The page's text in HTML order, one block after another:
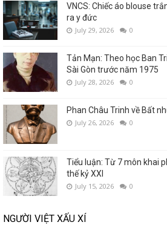
VNCS: Chiếc áo blouse
ra y đức
July 29, 2026 0
Tản Mạn: Theo học Ban
Sài Gòn trước năm 1975
July 28, 2026 0
Phan Châu Trinh về Bất
July 26, 2026 0
Tiểu luận: Từ 7 môn khai
thế kỷ XXI
July 15, 2026 0
NGƯỜI VIỆT XẤU XÍ